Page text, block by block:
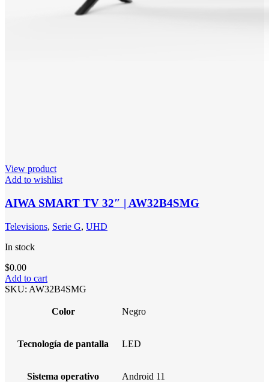
View product
Add to wishlist
AIWA SMART TV 32″ | AW32B4SMG
Televisions, Serie G, UHD
In stock
$0.00
Add to cart
SKU: AW32B4SMG
Color Negro
Tecnología de pantalla LED
Sistema operativo Android 11